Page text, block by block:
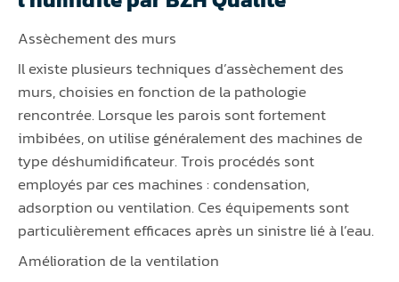
Assèchement des murs
Il existe plusieurs techniques d’assèchement des
murs, choisies en fonction de la pathologie
rencontrée. Lorsque les parois sont fortement
imbibées, on utilise généralement des machines de
type déshumidificateur. Trois procédés sont
employés par ces machines : condensation,
adsorption ou ventilation. Ces équipements sont
particulièrement efficaces après un sinistre lié à l’eau.
Amélioration de la ventilation